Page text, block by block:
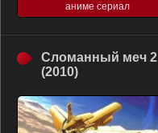
аниме сериал
Сломанный меч 2
(2010)